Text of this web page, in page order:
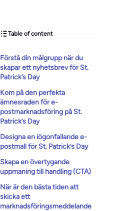
Table of content
Förstå din målgrupp när du
skapar ett nyhetsbrev för St.
Patrick’s Day
Kom på den perfekta
ämnesraden för e-
postmarknadsföring på St.
Patrick’s Day
Designa en iögonfallande e-
postmall för St. Patrick’s Day
Skapa en övertygande
uppmaning till handling (CTA)
När är den bästa tiden att
skicka ett
marknadsföringsmeddelande